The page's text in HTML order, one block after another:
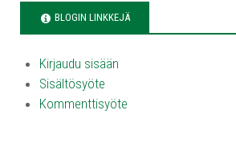
BLOGIN LINKKEJÄ
Kirjaudu sisään
Sisältösyöte
Kommenttisyöte